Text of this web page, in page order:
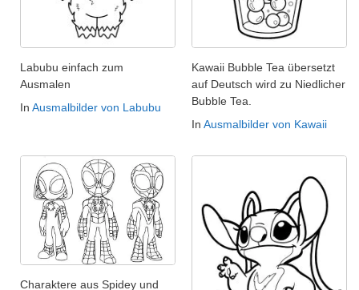
Labubu einfach zum
Ausmalen
In Ausmalbilder von Labubu
Kawaii Bubble Tea übersetzt
auf Deutsch wird zu Niedlicher
Bubble Tea.
In Ausmalbilder von Kawaii
Charaktere aus Spidey und